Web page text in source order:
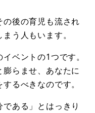
後の育児も流され
う人もいます。
ベントの1つです。
らませ、あなたに
るべきなのです。
ある」とはっきり